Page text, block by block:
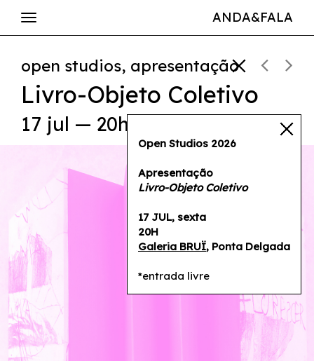
ANDA&FALA
open studios, apresentação
Livro-Objeto Coletivo
17 jul — 20h
Open Studios 2026
Apresentação
Livro-Objeto Coletivo
17 JUL, sexta
20H
Galeria BRUÏ, Ponta Delgada
*entrada livre